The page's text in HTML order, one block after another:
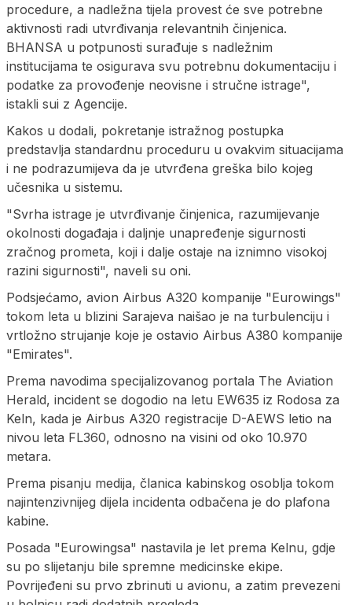
procedure, a nadležna tijela provest će sve potrebne
aktivnosti radi utvrđivanja relevantnih činjenica.
BHANSA u potpunosti surađuje s nadležnim
institucijama te osigurava svu potrebnu dokumentaciju i
podatke za provođenje neovisne i stručne istrage",
istakli sui z Agencije.
Kakos u dodali, pokretanje istražnog postupka
predstavlja standardnu proceduru u ovakvim situacijama
i ne podrazumijeva da je utvrđena greška bilo kojeg
učesnika u sistemu.
"Svrha istrage je utvrđivanje činjenica, razumijevanje
okolnosti događaja i daljnje unapređenje sigurnosti
zračnog prometa, koji i dalje ostaje na iznimno visokoj
razini sigurnosti", naveli su oni.
Podsjećamo, avion Airbus A320 kompanije "Eurowings"
tokom leta u blizini Sarajeva naišao je na turbulenciju i
vrtložno strujanje koje je ostavio Airbus A380 kompanije
"Emirates".
Prema navodima specijalizovanog portala The Aviation
Herald, incident se dogodio na letu EW635 iz Rodosa za
Keln, kada je Airbus A320 registracije D-AEWS letio na
nivou leta FL360, odnosno na visini od oko 10.970
metara.
Prema pisanju medija, članica kabinskog osoblja tokom
najintenzivnijeg dijela incidenta odbačena je do plafona
kabine.
Posada "Eurowingsa" nastavila je let prema Kelnu, gdje
su po slijetanju bile spremne medicinske ekipe.
Povrijeđeni su prvo zbrinuti u avionu, a zatim prevezeni